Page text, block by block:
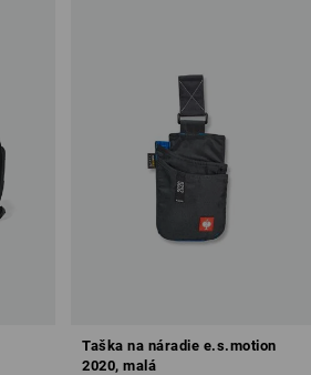
Taška na náradie e.s.motion
2020, malá